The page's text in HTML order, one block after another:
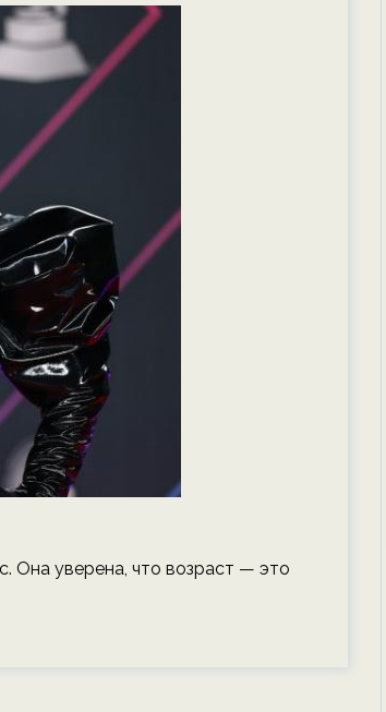
Она уверена, что возраст — это